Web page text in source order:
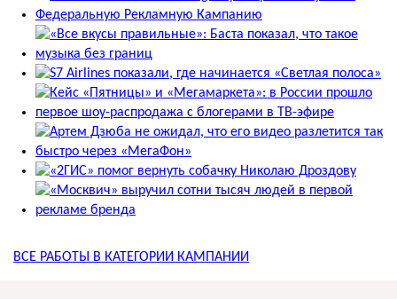
ВСЕ РАБОТЫ В КАТЕГОРИИ КАМПАНИИ